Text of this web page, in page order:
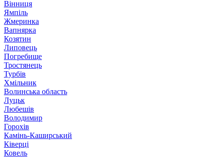
Вінниця
Ямпіль
Жмеринка
Вапнярка
Козятин
Липовець
Погребище
Тростянець
Турбів
Хмільник
Волинська область
Луцьк
Любешів
Володимир
Горохів
Камінь-Каширський
Ківерці
Ковель